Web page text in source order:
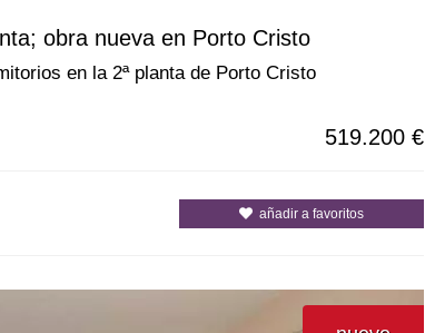
obra nueva en Porto Cristo
en la 2ª planta de Porto Cristo
519.200 €
añadir a favoritos